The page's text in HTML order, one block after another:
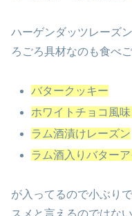
ハーゲンダッツレーズ
ろごろ具材なのも食べ
バタークッキー
ホワイトチョコ風
ラム酒漬けレーズン
ラム酒入りバター
が入ってるので小ぶり